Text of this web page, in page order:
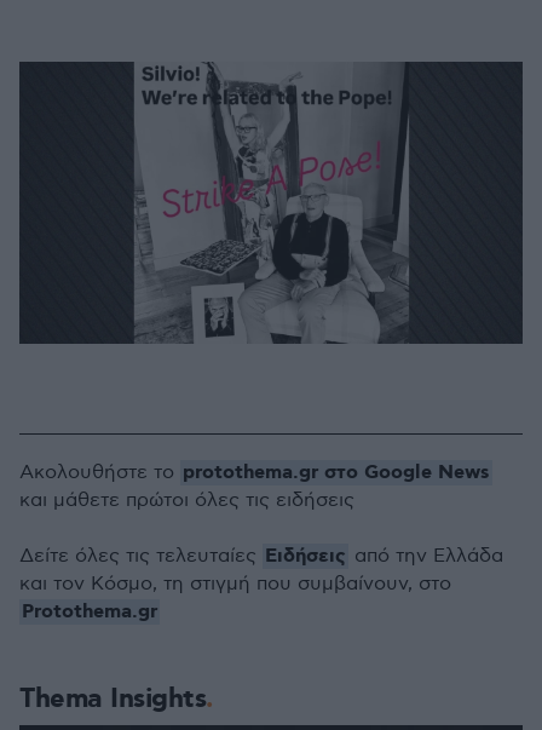
Thema Insights
Ακολουθήστε το protothema.gr στο Google News
και μάθετε πρώτοι όλες τις ειδήσεις
Δείτε όλες τις τελευταίες Ειδήσεις από την Ελλάδα
και τον Κόσμο, τη στιγμή που συμβαίνουν, στο
Protothema.gr